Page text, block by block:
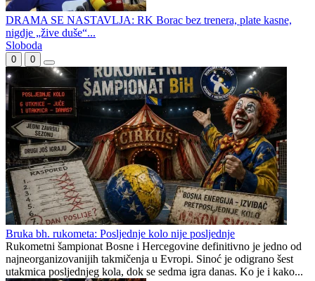
Mrda nastavlja karijeru u Vogošći: U sljedeću sezonu ulazim sa
puno entuzijazma
Simon Mrda novo pojačanje Vogošće
DRAMA SE NASTAVLJA: RK Borac bez trenera, plate kasne,
nigdje „žive duše“...
Sloboda
0 0